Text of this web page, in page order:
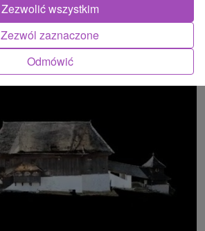
Odmówić
Zezwól zaznaczone
Zezwolić wszystkim